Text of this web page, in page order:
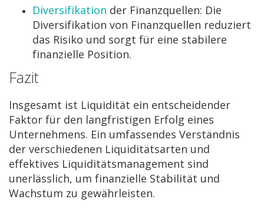
Diversifikation der Finanzquellen: Die
Diversifikation von Finanzquellen reduziert
das Risiko und sorgt für eine stabilere
finanzielle Position.
Fazit
Insgesamt ist Liquidität ein entscheidender
Faktor für den langfristigen Erfolg eines
Unternehmens. Ein umfassendes Verständnis
der verschiedenen Liquiditätsarten und
effektives Liquiditätsmanagement sind
unerlässlich, um finanzielle Stabilität und
Wachstum zu gewährleisten.